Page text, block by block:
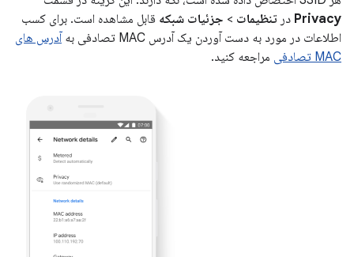
Privacy در تنظیمات > جزئیات شبکه قابل مشاهده است. برای کسب
اطلاعات در مورد به دست آوردن یک آدرس MAC تصادفی به
آدرس های
MAC تصادفی
مراجعه کنید.